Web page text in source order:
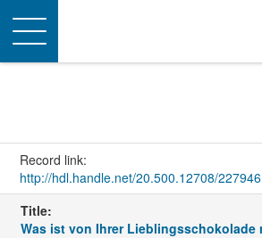
Toggle
navigation
Record link:
http://hdl.handle.net/20.500.12708/227946
Title:
Was ist von Ihrer Lieblingsschokolade